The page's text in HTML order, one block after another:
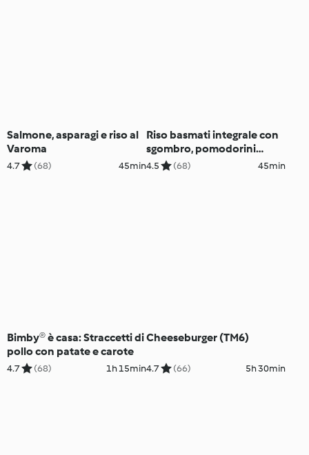
Salmone, asparagi e riso al
Varoma
4.7 (68) 45min
Riso basmati integrale con
sgombro, pomodorini
secchi e pistacchi
4.5 (68) 45min
Bimby® è casa: Straccetti di
pollo con patate e carote
4.7 (68) 1h 15min
Cheeseburger (TM6)
4.7 (66) 5h 30min